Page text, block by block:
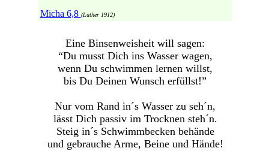
Micha 6,8 (Luther 1912)
Eine Binsenweisheit will sagen:
“Du musst Dich ins Wasser wagen,
wenn Du schwimmen lernen willst,
bis Du Deinen Wunsch erfüllst!”
Nur vom Rand in´s Wasser zu seh´n,
lässt Dich passiv im Trocknen steh´n.
Steig in´s Schwimmbecken behände
und gebrauche Arme, Beine und Hände!